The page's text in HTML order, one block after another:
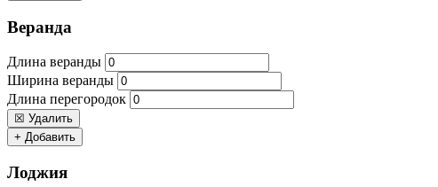
Веранда
Длина веранды
Ширина веранды
Длина перегородок
☒ Удалить
+ Добавить
Лоджия